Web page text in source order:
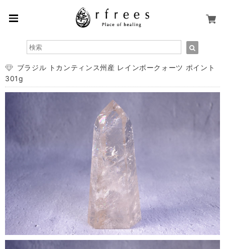
ブラジル トカンティンス州産 レインボークォーツ ポイント
301g